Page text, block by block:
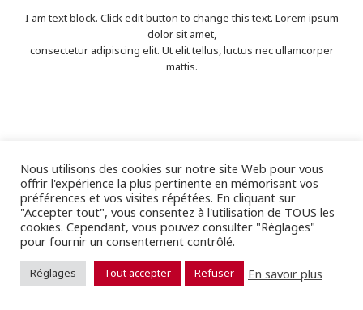
I am text block. Click edit button to change this text. Lorem ipsum
dolor sit amet,
consectetur adipiscing elit. Ut elit tellus, luctus nec ullamcorper
mattis.
Nous utilisons des cookies sur notre site Web pour vous
offrir l'expérience la plus pertinente en mémorisant vos
préférences et vos visites répétées. En cliquant sur
"Accepter tout", vous consentez à l'utilisation de TOUS les
cookies. Cependant, vous pouvez consulter "Réglages"
pour fournir un consentement contrôlé.
Réglages Tout accepter Refuser En savoir plus